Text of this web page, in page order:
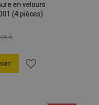
en velours
(4 pièces)
€